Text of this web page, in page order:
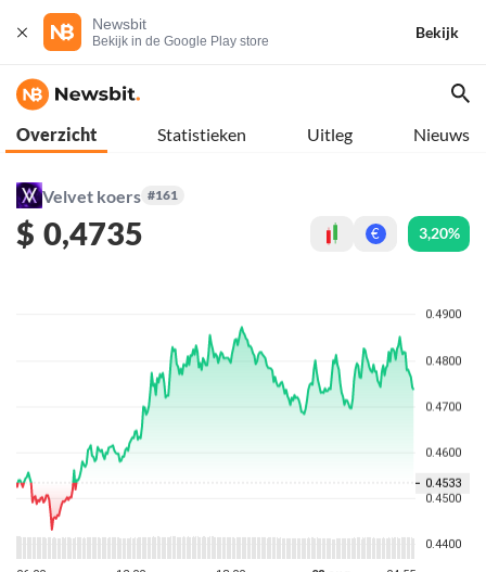
Newsbit
Bekijk in de Google Play store
Bekijk
Overzicht Statistieken Uitleg Nieuws
Velvet koers #161
$ 0,4735 € 3,20%